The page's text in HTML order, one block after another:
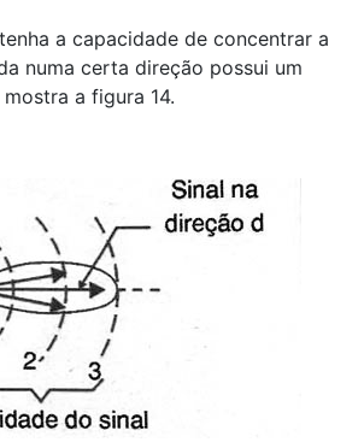
a capacidade de concentrar a
numa certa direção possui um
a figura 14.